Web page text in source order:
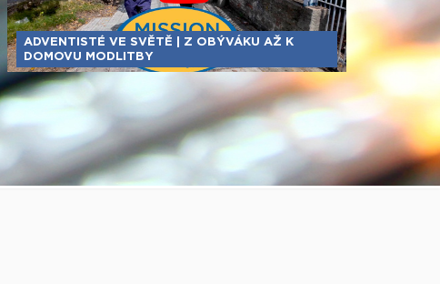
ADVENTISTÉ VE SVĚTĚ | Z OBÝVÁKU AŽ K
DOMOVU MODLITBY